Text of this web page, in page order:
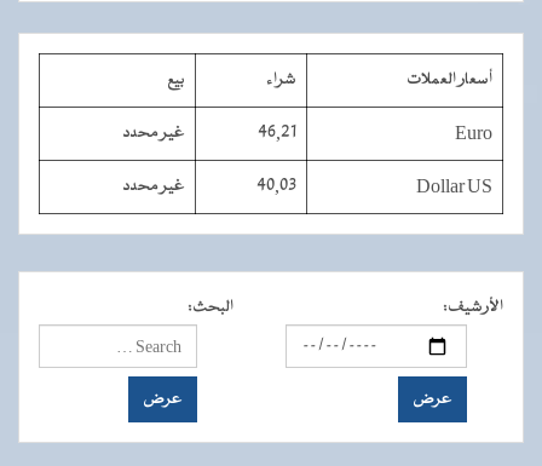
أسعار العملات شراء بيع
Euro
46,21 غير محدد
Dollar US
40,03 غير محدد
الأرشيف: البحث: